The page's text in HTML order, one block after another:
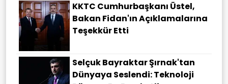
KKTC Cumhurbaşkanı Üstel,
Bakan Fidan'ın Açıklamalarına
Teşekkür Etti
Selçuk Bayraktar Şırnak'tan
Dünyaya Seslendi: Teknoloji